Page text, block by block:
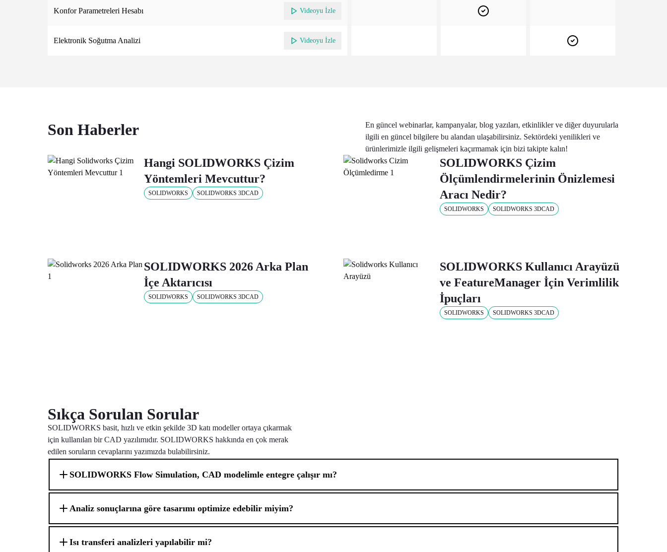
Konfor Parametreleri Hesabı Videoyu İzle
Elektronik Soğutma Analizi Videoyu İzle
Son Haberler
En güncel webinarlar, kampanyalar, blog yazıları, etkinlikler ve diğer duyurularla
ilgili en güncel bilgilere bu alandan ulaşabilirsiniz. Sektördeki yenilikleri ve
ürünlerimizle ilgili gelişmeleri kaçırmamak için bizi takipte kalın!
Hangi SOLIDWORKS Çizim
Yöntemleri Mevcuttur?
SOLIDWORKS SOLIDWORKS 3DCAD
SOLIDWORKS Çizim
Ölçümlendirmelerinin Önizlemesi
Aracı Nedir?
SOLIDWORKS SOLIDWORKS 3DCAD
SOLIDWORKS 2026 Arka Plan
İçe Aktarıcısı
SOLIDWORKS SOLIDWORKS 3DCAD
SOLIDWORKS Kullanıcı Arayüzü
ve FeatureManager İçin Verimlilik
İpuçları
SOLIDWORKS SOLIDWORKS 3DCAD
Sıkça Sorulan Sorular
SOLIDWORKS basit, hızlı ve etkin şekilde 3D katı modeller ortaya çıkarmak
için kullanılan bir CAD yazılımıdır. SOLIDWORKS hakkında en çok merak
edilen soruların cevaplarını yazımızda bulabilirsiniz.
SOLIDWORKS Flow Simulation, CAD modelimle entegre çalışır mı?
Analiz sonuçlarına göre tasarımı optimize edebilir miyim?
Isı transferi analizleri yapılabilir mi?